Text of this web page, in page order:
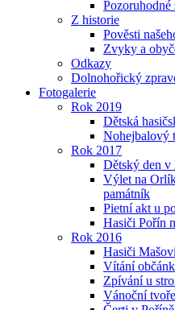
Pozoruhodné
Z historie
Pověsti
Zvyky a
Odkazy
Dolnohořický
Fotogalerie
Rok 2019
Dětská
Nohejbalový
Rok 2017
Dětský den v
Výlet na
památník
Pietní akt u
Hasiči Pořín
Rok 2016
Hasiči
Vítání
Zpívání u
Vánoční